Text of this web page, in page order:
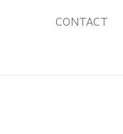
CONTACT